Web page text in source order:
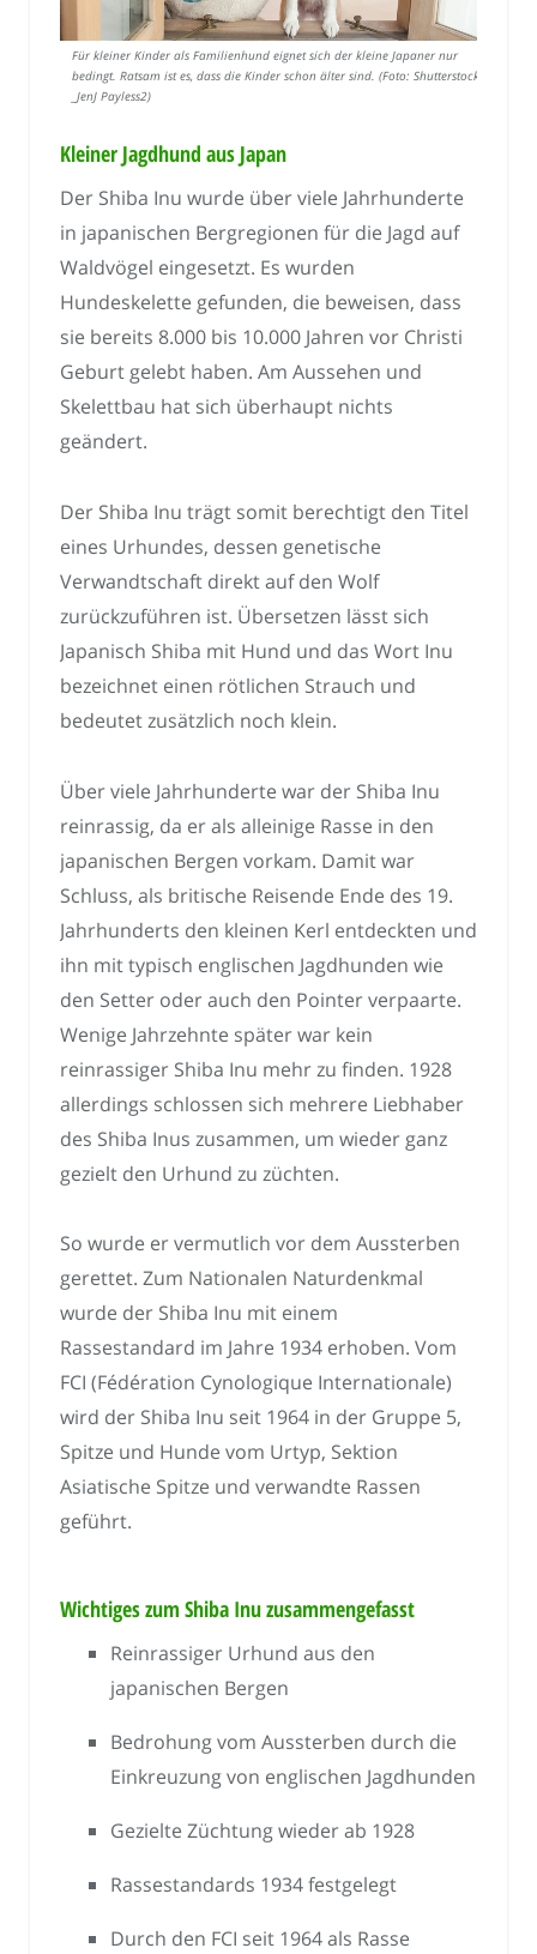
Für kleiner Kinder als Familienhund eignet sich der kleine Japaner nur
bedingt. Ratsam ist es, dass die Kinder schon älter sind. (Foto: Shutterstock-
_JenJ Payless2)
Kleiner Jagdhund aus Japan
Der Shiba Inu wurde über viele Jahrhunderte
in japanischen Bergregionen für die Jagd auf
Waldvögel eingesetzt. Es wurden
Hundeskelette gefunden, die beweisen, dass
sie bereits 8.000 bis 10.000 Jahren vor Christi
Geburt gelebt haben. Am Aussehen und
Skelettbau hat sich überhaupt nichts
geändert.
Der Shiba Inu trägt somit berechtigt den Titel
eines Urhundes, dessen genetische
Verwandtschaft direkt auf den Wolf
zurückzuführen ist. Übersetzen lässt sich
Japanisch Shiba mit Hund und das Wort Inu
bezeichnet einen rötlichen Strauch und
bedeutet zusätzlich noch klein.
Über viele Jahrhunderte war der Shiba Inu
reinrassig, da er als alleinige Rasse in den
japanischen Bergen vorkam. Damit war
Schluss, als britische Reisende Ende des 19.
Jahrhunderts den kleinen Kerl entdeckten und
ihn mit typisch englischen Jagdhunden wie
den Setter oder auch den Pointer verpaarte.
Wenige Jahrzehnte später war kein
reinrassiger Shiba Inu mehr zu finden. 1928
allerdings schlossen sich mehrere Liebhaber
des Shiba Inus zusammen, um wieder ganz
gezielt den Urhund zu züchten.
So wurde er vermutlich vor dem Aussterben
gerettet. Zum Nationalen Naturdenkmal
wurde der Shiba Inu mit einem
Rassestandard im Jahre 1934 erhoben. Vom
FCI (Fédération Cynologique Internationale)
wird der Shiba Inu seit 1964 in der Gruppe 5,
Spitze und Hunde vom Urtyp, Sektion
Asiatische Spitze und verwandte Rassen
geführt.
Wichtiges zum Shiba Inu zusammengefasst
Reinrassiger Urhund aus den
japanischen Bergen
Bedrohung vom Aussterben durch die
Einkreuzung von englischen Jagdhunden
Gezielte Züchtung wieder ab 1928
Rassestandards 1934 festgelegt
Durch den FCI seit 1964 als Rasse